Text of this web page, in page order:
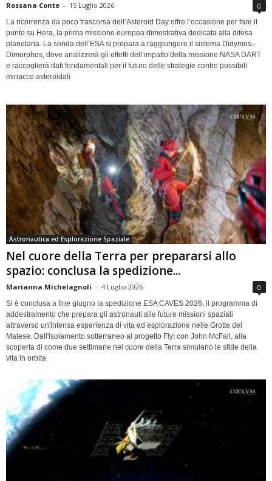
Rossana Conte - 15 Luglio 2026 0
La ricorrenza da poco trascorsa dell’Asteroid Day offre l’occasione per fare il
punto su Hera, la prima missione europea dimostrativa dedicata alla difesa
planetaria. La sonda dell’ESA si prepara a raggiungere il sistema Didymos–
Dimorphos, dove analizzerà gli effetti dell’impatto della missione NASA DART
e raccoglierà dati fondamentali per il futuro delle strategie contro possibili
minacce asteroidali
Astronautica ed Esplorazione Spaziale
Nel cuore della Terra per prepararsi allo
spazio: conclusa la spedizione...
Marianna Michelagnoli - 4 Luglio 2026 0
Si è conclusa a fine giugno la spedizione ESA CAVES 2026, il programma di
addestramento che prepara gli astronauti alle future missioni spaziali
attraverso un'intensa esperienza di vita ed esplorazione nelle Grotte del
Matese. Dall'isolamento sotterraneo al progetto Fly! con John McFall, alla
scoperta di come due settimane nel cuore della Terra simulano le sfide della
vita in orbita